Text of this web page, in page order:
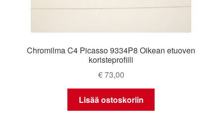
Chromilma C4 Picasso 9334P8 Oikean etuoven
koristeprofiili
€73,00
Lisää ostoskoriin